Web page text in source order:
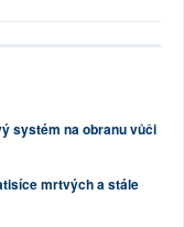
systém na obranu vůči
mrtvých a stále